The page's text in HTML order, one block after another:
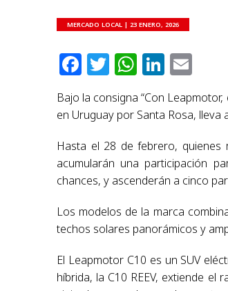
MERCADO LOCAL |23 ENERO, 2026
Facebook
Twitter
Bajo la consigna “Con
en Uruguay por Santa Rosa,
Hasta el 28 de febrero, quienes
acumularán una participación
chances, y ascenderán a cinco
Los modelos de la marca
techos solares panorámicos y
El Leapmotor C10 es un SUV
híbrida, la C10 REEV, extiende